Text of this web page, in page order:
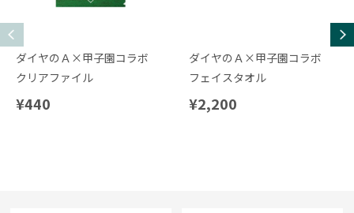
ダイヤのＡ×甲子園コラボ
クリアファイル
¥440
ダイヤのＡ×甲子園コラボ
フェイスタオル
¥2,200